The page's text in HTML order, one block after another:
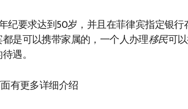
纪要求达到50岁，并且在菲律宾指定银
都是可以携带家属的，一个人办理移民可
遇。
有更多详细介绍